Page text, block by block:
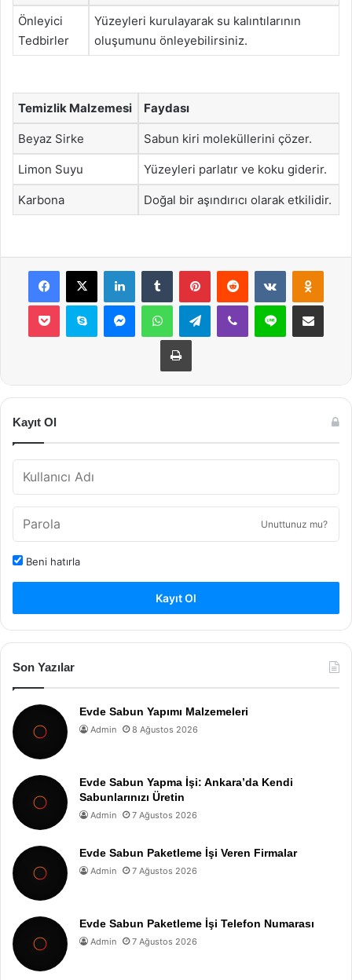
Önleyici
Tedbirler
Yüzeyleri kurulayarak su kalıntılarının
oluşumunu önleyebilirsiniz.
Temizlik Malzemesi Faydası
Beyaz Sirke Sabun kiri moleküllerini çözer.
Limon Suyu Yüzeyleri parlatır ve koku giderir.
Karbona Doğal bir aşındırıcı olarak etkilidir.
Facebook
X LinkedInTumblr PinterestReddit VKontakte
Pocket Skype MessengerWhatsAppTelegramViber Line E-Posta ile
Yazdır
Kayıt Ol
Unuttunuz mu?
Beni hatırla
Kayıt Ol
Son Yazılar
Evde Sabun Yapımı Malzemeleri
Admin 8 Ağustos 2026
Evde Sabun Yapma İşi: Ankara’da Kendi
Sabunlarınızı Üretin
Admin 7 Ağustos 2026
Evde Sabun Paketleme İşi Veren Firmalar
Admin 7 Ağustos 2026
Evde Sabun Paketleme İşi Telefon Numarası
Admin 7 Ağustos 2026